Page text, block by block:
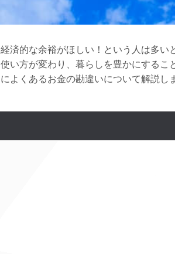
経済的な余裕がほしい！という人は多い
使い方が変わり、暮らしを豊かにするこ
によくあるお金の勘違いについて解説し